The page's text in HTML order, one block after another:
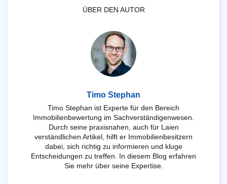
ÜBER DEN AUTOR
Timo Stephan
Timo Stephan ist Experte für den Bereich
Immobilienbewertung im Sachverständigenwesen.
Durch seine praxisnahen, auch für Laien
verständlichen Artikel, hilft er Immobilienbesitzern
dabei, sich richtig zu informieren und kluge
Entscheidungen zu treffen. In diesem Blog erfahren
Sie mehr über seine Expertise.